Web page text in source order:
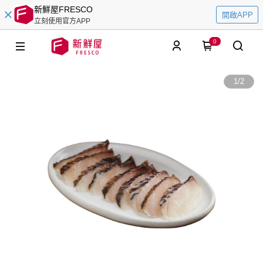
新鮮屋FRESCO
立刻使用官方APP
開啟APP
0
1/2